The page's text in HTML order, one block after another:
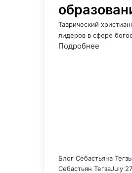
Таврический
лидеров в сфере
Подробнее
Блог Себастьяна Тегзы
Себастьян ТегзаJuly